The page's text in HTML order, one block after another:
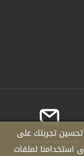
تجربتك على
استخدامنا لملفات